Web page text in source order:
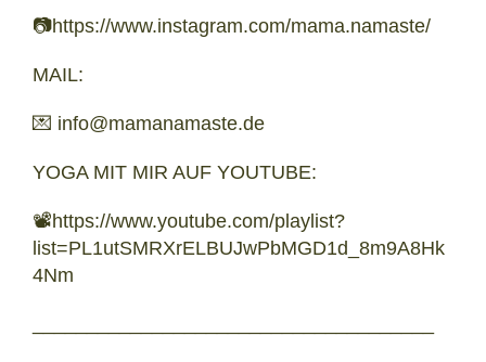
📷https://www.instagram.com/mama.namaste/
MAIL:
💌 info@mamanamaste.de
YOGA MIT MIR AUF YOUTUBE:
📽️https://www.youtube.com/playlist?
list=PL1utSMRXrELBUJwPbMGD1d_8m9A8Hk
4Nm